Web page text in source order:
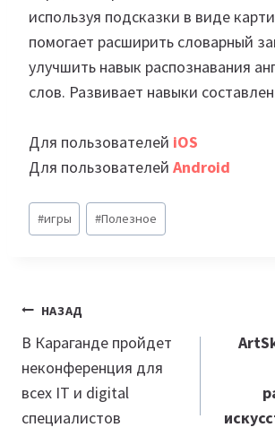
используя подсказки в виде
помогает расширить словарный
улучшить навык распознавания
слов. Развивает навыки
Для пользователей iOS
Для пользователей Android
Метки
записи:
#игры #Полезное
Навигация
по
записям
НАЗАД
В Караганде пройдет
неконференция для
всех IT и digital
специалистов